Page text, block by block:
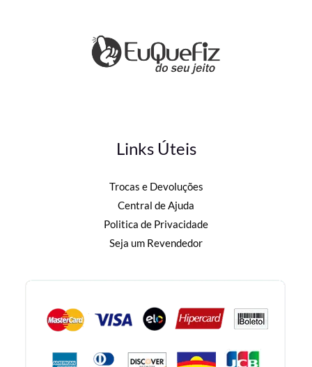
Links Úteis
Trocas e Devoluções
Central de Ajuda
Politica de Privacidade
Seja um Revendedor